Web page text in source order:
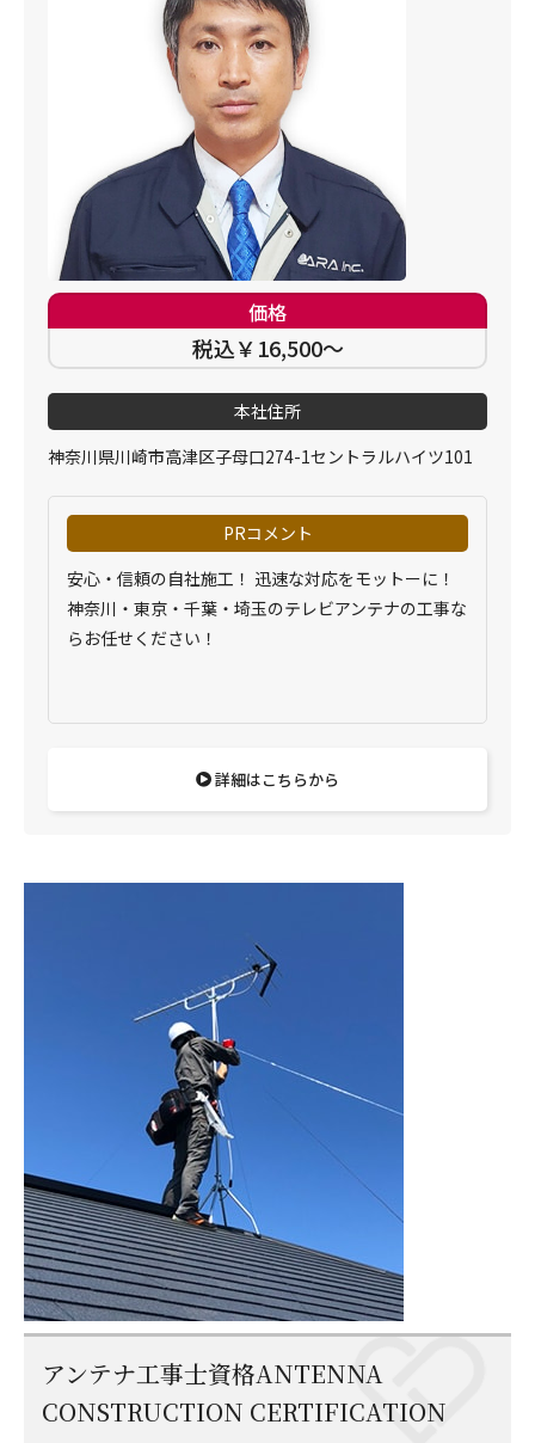
価格
税込￥16,500～
本社住所
神奈川県川崎市高津区子母口274-1セントラルハイツ101
PRコメント
安心・信頼の自社施工！ 迅速な対応をモットーに！
神奈川・東京・千葉・埼玉のテレビアンテナの工事な
らお任せください！
詳細はこちらから
アンテナ工事士資格ANTENNA
CONSTRUCTION CERTIFICATION